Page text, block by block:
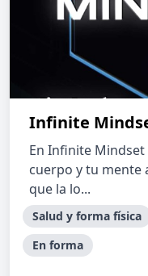
Infinite
En Infinite
cuerpo y tu mente
que la lo...
Salud y forma física
En forma